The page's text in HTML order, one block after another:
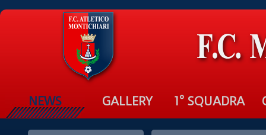
NEWS GALLERY 1° SQUADRA